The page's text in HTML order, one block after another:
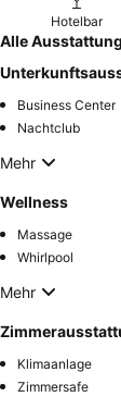
Hotelbar
Alle
Business Center
Nachtclub
Mehr
Wellness
Massage
Whirlpool
Mehr
Klimaanlage
Zimmersafe